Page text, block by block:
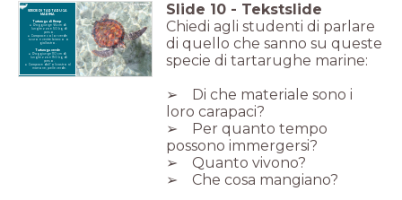
SPECIE DI TARTARUGA
MARINA
Tartaruga di Kemp
Raggiunge 66 cm di
lunghezza e 50 kg di
peso.
Carapace color verde
scuro e ventre bianco o
giallastro.
Tartaruga verde
Raggiunge 110 cm di
lunghezza e 190 kg di
peso.
Carapace dall’olivastro al
marrone; pelle verde.
Slide 10 - Tekstslide
Chiedi agli studenti di parlare
di quello che sanno su queste
specie di tartarughe marine:
➢ Di che materiale sono i
loro carapaci?
➢ Per quanto tempo
possono immergersi?
➢ Quanto vivono?
➢ Che cosa mangiano?